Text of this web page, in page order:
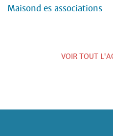
Maisond es associations
VOIR TOUT